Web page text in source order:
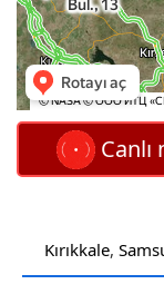
Canlı
Kırıkkale,